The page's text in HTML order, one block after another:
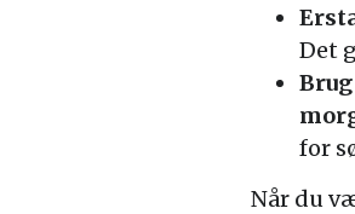
Det
for
Når du